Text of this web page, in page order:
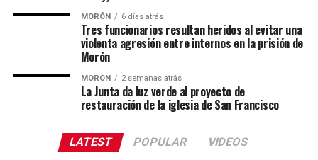
MORÓN 6 días atrás
Tres funcionarios resultan heridos al evitar una
violenta agresión entre internos en la prisión de
Morón
MORÓN 2 semanas atrás
La Junta da luz verde al proyecto de
restauración de la iglesia de San Francisco
LATEST POPULAR VIDEOS